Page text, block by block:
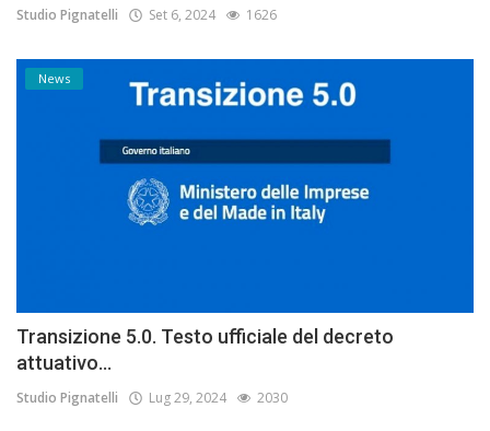
Studio Pignatelli Set 6, 2024 1626
News
Transizione 5.0. Testo ufficiale del decreto
attuativo...
Studio Pignatelli Lug 29, 2024 2030